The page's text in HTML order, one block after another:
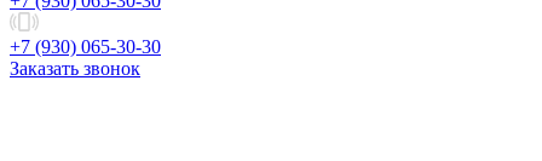
+7 (930) 065-30-30
Заказать звонок